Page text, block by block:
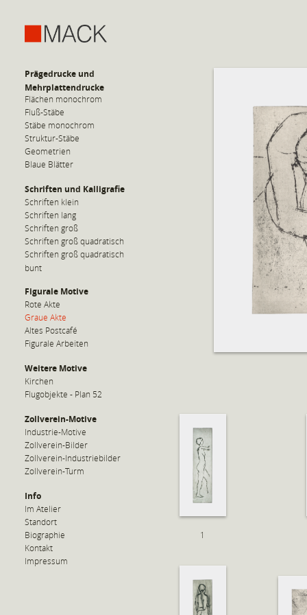
Prägedrucke und
Mehrplattendrucke
Flächen monochrom
Fluß-Stäbe
Stäbe monochrom
Struktur-Stäbe
Geometrien
Blaue Blätter
Schriften und Kalligrafie
Schriften klein
Schriften lang
Schriften groß
Schriften groß quadratisch
Schriften groß quadratisch
bunt
Figurale Motive
Rote Akte
Graue Akte
Altes Postcafé
Figurale Arbeiten
Weitere Motive
Kirchen
Flugobjekte - Plan 52
Zollverein-Motive
Industrie-Motive
Zollverein-Bilder
Zollverein-Industriebilder
Zollverein-Turm
Info
Im Atelier
Standort
Biographie
Kontakt
Impressum
1